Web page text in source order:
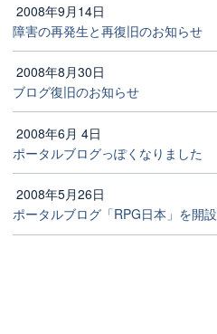
2008年9月14日
障害の再発生と再復旧のお知らせ
2008年8月30日
ブログ復旧のお知らせ
2008年6月 4日
ポータルブログっぽくなりました
2008年5月26日
ポータルブログ「RPG日本」を開設